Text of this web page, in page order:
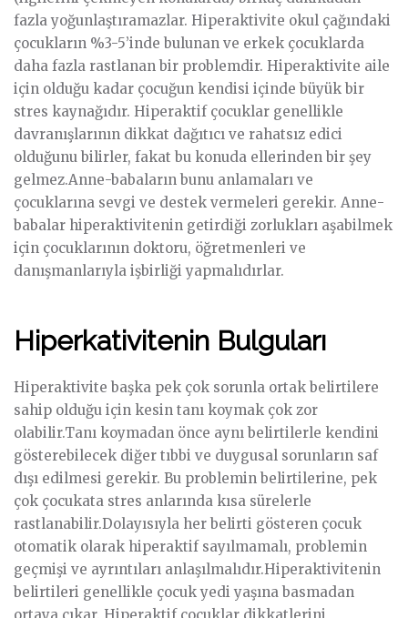
fazla yoğunlaştıramazlar. Hiperaktivite okul çağındaki
çocukların %3-5’inde bulunan ve erkek çocuklarda
daha fazla rastlanan bir problemdir. Hiperaktivite aile
için olduğu kadar çocuğun kendisi içinde büyük bir
stres kaynağıdır. Hiperaktif çocuklar genellikle
davranışlarının dikkat dağıtıcı ve rahatsız edici
olduğunu bilirler, fakat bu konuda ellerinden bir şey
gelmez.Anne-babaların bunu anlamaları ve
çocuklarına sevgi ve destek vermeleri gerekir. Anne-
babalar hiperaktivitenin getirdiği zorlukları aşabilmek
için çocuklarının doktoru, öğretmenleri ve
danışmanlarıyla işbirliği yapmalıdırlar.
Hiperkativitenin Bulguları
Hiperaktivite başka pek çok sorunla ortak belirtilere
sahip olduğu için kesin tanı koymak çok zor
olabilir.Tanı koymadan önce aynı belirtilerle kendini
gösterebilecek diğer tıbbi ve duygusal sorunların saf
dışı edilmesi gerekir. Bu problemin belirtilerine, pek
çok çocukata stres anlarında kısa sürelerle
rastlanabilir.Dolayısıyla her belirti gösteren çocuk
otomatik olarak hiperaktif sayılmamalı, problemin
geçmişi ve ayrıntıları anlaşılmalıdır.Hiperaktivitenin
belirtileri genellikle çocuk yedi yaşına basmadan